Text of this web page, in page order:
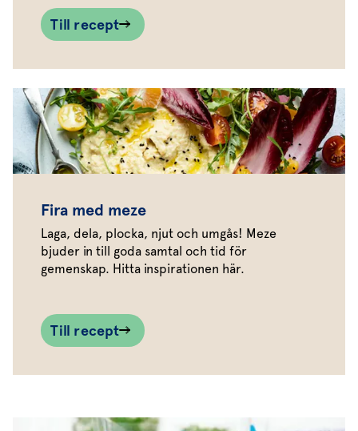
Till recept
Fira med meze
Laga, dela, plocka, njut och umgås! Meze
bjuder in till goda samtal och tid för
gemenskap. Hitta inspirationen här.
Till recept